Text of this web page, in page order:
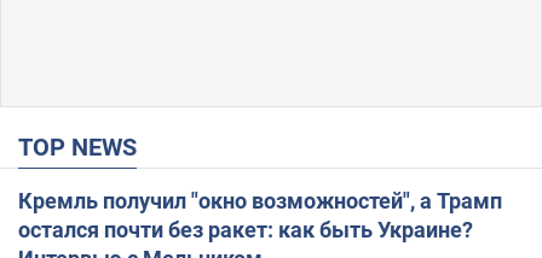
TOP NEWS
Кремль получил "окно возможностей", а Трамп
остался почти без ракет: как быть Украине?